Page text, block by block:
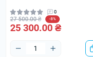
0
27 500.00 ₴ -8%
25 300.00 ₴